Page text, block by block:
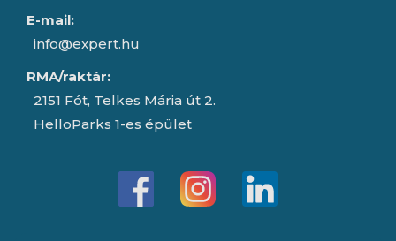
E-mail:
info@expert.hu
RMA/raktár:
2151 Fót, Telkes Mária út 2.
HelloParks 1-es épület